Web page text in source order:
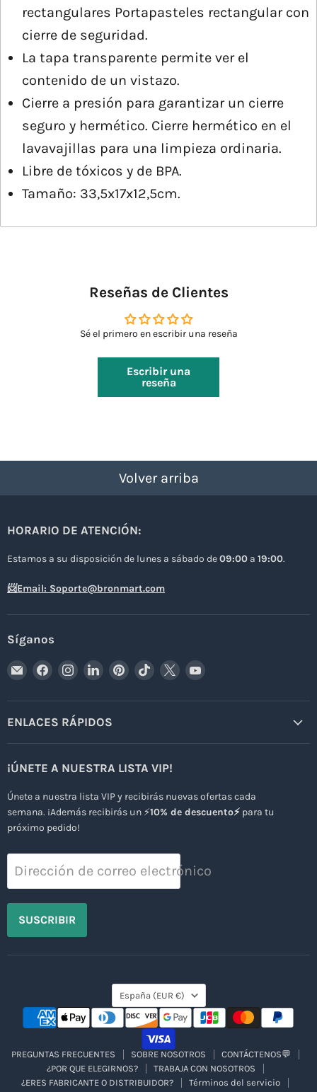
rectangulares Portapasteles rectangular con
cierre de seguridad.
La tapa transparente permite ver el
contenido de un vistazo.
Cierre a presión para garantizar un cierre
seguro y hermético. Cierre hermético en el
lavavajillas para una limpieza ordinaria.
Libre de tóxicos y de BPA.
Tamaño: 33,5x17x12,5cm.
Reseñas de Clientes
Sé el primero en escribir una reseña
Escribir una
reseña
Volver arriba
HORARIO DE ATENCIÓN:
Estamos a su disposición de lunes a sábado de09:00 a 19:00.
📨Email: Soporte@bronmart.com
Síganos
Encuéntrenos
Correo
electrónico
Encuéntrenos
Facebook
Encuéntrenos
Instagram
Encuéntrenos
LinkedIn
Encuéntrenos
Pinterest
Encuéntrenos
TikTok
Encuéntrenos
X
Encuéntrenos
YouTube
ENLACES RÁPIDOS
¡ÚNETE A NUESTRA LISTA VIP!
Únete a nuestra lista VIP y recibirás nuevas ofertas cada
semana. ¡Además recibirás un ⚡10% de descuento⚡ para tu
próximo pedido!
Dirección de correo electrónico
SUSCRIBIR
País
España (EUR €)
PREGUNTAS FRECUENTES SOBRE NOSOTROS
CONTÁCTENOS💬
¿POR QUE ELEGIRNOS?
TRABAJA CON NOSOTROS
¿ERES FABRICANTE O DISTRIBUIDOR?
Términos del servicio